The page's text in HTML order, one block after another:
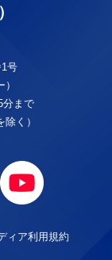
号
分まで
く）
ィア利用規約